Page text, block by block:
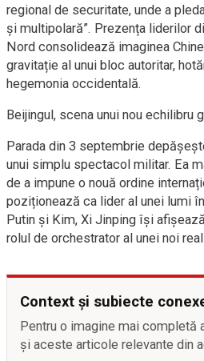
regional de securitate, unde a
și multipolară”. Prezența liderilor
Nord consolidează imaginea
gravitație al unui bloc autoritar,
hegemonia occidentală.
Beijingul, scena unui nou echilibru
Parada din 3 septembrie
unui simplu spectacol militar. Ea
de a impune o nouă ordine
poziționează ca lider al unei lumi
Putin și Kim, Xi Jinping își
rolul de orchestrator al unei noi
Context și subiecte
Pentru o imagine mai completă
și aceste articole relevante din